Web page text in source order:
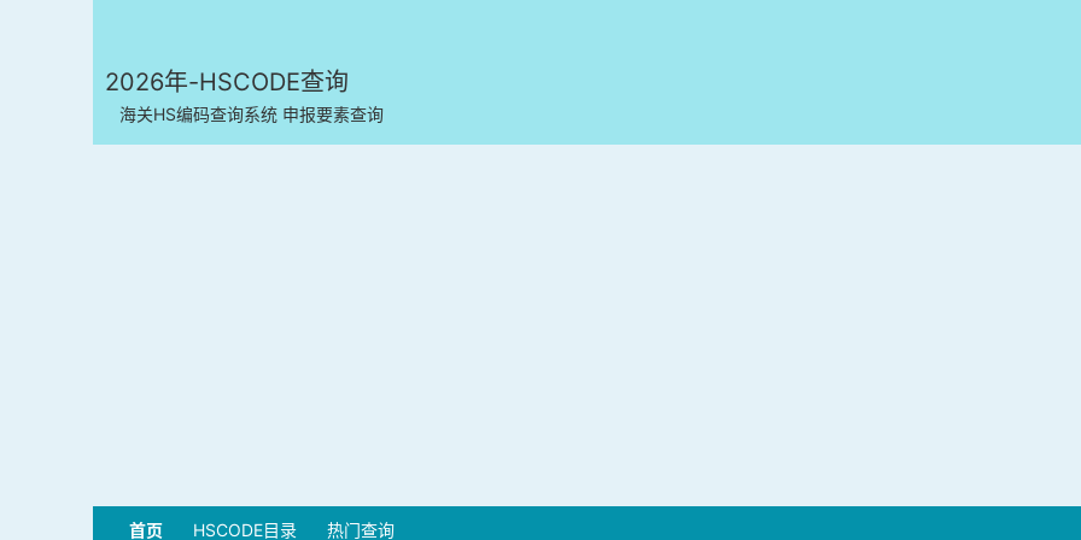
2026年-HSCODE查询
海关HS编码查询系统 申报要素查询
首页 HSCODE目录 热门查询